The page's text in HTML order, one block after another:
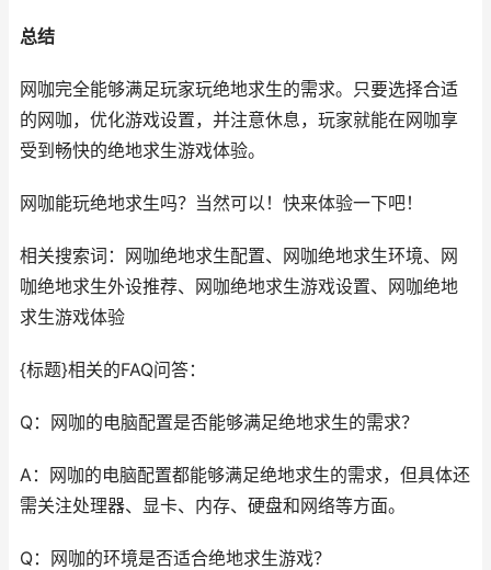
总结
网咖完全能够满足玩家玩绝地求生的需求。只要选择合适
的网咖，优化游戏设置，并注意休息，玩家就能在网咖享
受到畅快的绝地求生游戏体验。
网咖能玩绝地求生吗？当然可以！快来体验一下吧！
相关搜索词：网咖绝地求生配置、网咖绝地求生环境、网
咖绝地求生外设推荐、网咖绝地求生游戏设置、网咖绝地
求生游戏体验
{标题}相关的FAQ问答：
Q：网咖的电脑配置是否能够满足绝地求生的需求？
A：网咖的电脑配置都能够满足绝地求生的需求，但具体还
需关注处理器、显卡、内存、硬盘和网络等方面。
Q：网咖的环境是否适合绝地求生游戏？